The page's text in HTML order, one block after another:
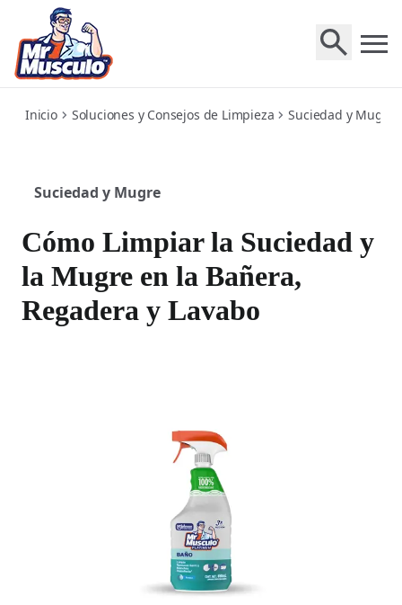
tub-shower-sink
Inicio Soluciones y Consejos de Limpieza Suciedad y Mugre
Suciedad y Mugre
Cómo Limpiar la Suciedad y
la Mugre en la Bañera,
Regadera y Lavabo